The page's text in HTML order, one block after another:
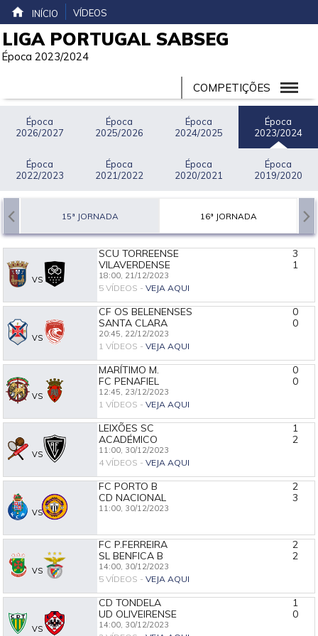
INÍCIO VÍDEOS
LIGA PORTUGAL SABSEG
Época 2023/2024
COMPETIÇÕES
Época
2026/2027
Época
2025/2026
Época
2024/2025
Época
2023/2024
Época
2022/2023
Época
2021/2022
Época
2020/2021
Época
2019/2020
15ª JORNADA 16ª JORNADA
VS
SCU TORREENSE
3
VILAVERDENSE
1
18:00, 21/12/2023
5 VÍDEOS - VEJA AQUI
VS
CF OS BELENENSES
0
SANTA CLARA
0
20:45, 22/12/2023
1 VÍDEOS - VEJA AQUI
VS
MARÍTIMO M.
0
FC PENAFIEL
0
12:45, 23/12/2023
1 VÍDEOS - VEJA AQUI
VS
LEIXÕES SC
1
ACADÉMICO
2
11:00, 30/12/2023
4 VÍDEOS - VEJA AQUI
VS
FC PORTO B
2
CD NACIONAL
3
11:00, 30/12/2023
VS
FC P.FERREIRA
2
SL BENFICA B
2
14:00, 30/12/2023
5 VÍDEOS - VEJA AQUI
VS
CD TONDELA
1
UD OLIVEIRENSE
0
14:00, 30/12/2023